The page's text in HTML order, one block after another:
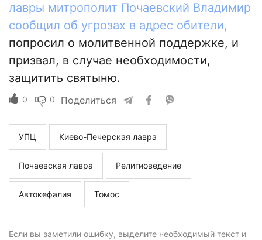
лавры митрополит Почаевский Владимир
сообщил об угрозах в адрес обители,
попросил о молитвенной поддержке, и
призвал, в случае необходимости,
защитить святыню.
0 0 Поделиться
УПЦ Киево-Печерская лавра
Почаевская лавра Религиоведение
Автокефалия Томос
Если вы заметили ошибку, выделите необходимый текст и